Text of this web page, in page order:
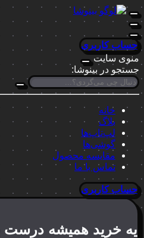
حساب کاربری
منوی سایت
جستجو در بینوشا:
خانه
بلاگ
لپ‌تاپ‌ها
گوشی‌ها
مقایسه محصول
تماس با ما
حساب کاربری
یه خرید همیشه درست